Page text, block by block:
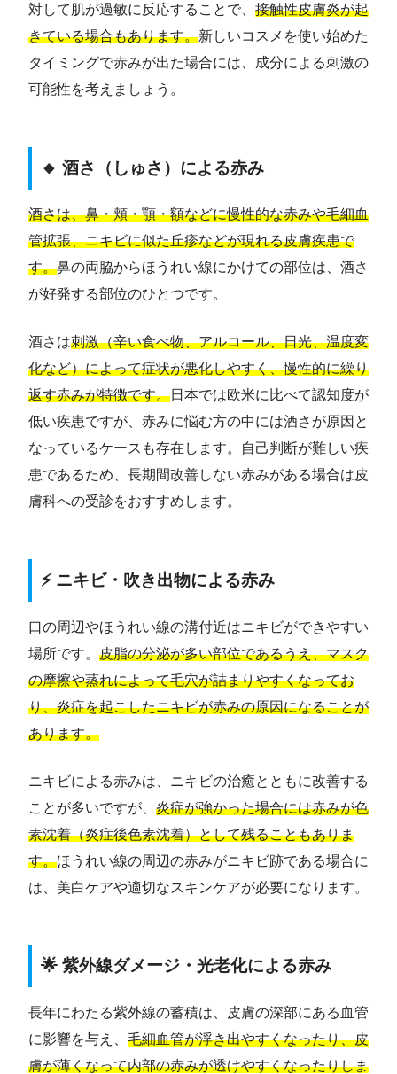
対して肌が過敏に反応することで、 接触性皮膚炎が起
きている場合もあります。新しいコスメを使い始めた
タイミングで赤みが出た場合には、成分による刺激の
可能性を考えましょう。
🔸 酒さ（しゅさ）による赤み
酒さは、鼻・頬・顎・額などに慢性的な赤みや毛細血
管拡張、ニキビに似た丘疹などが現れる皮膚疾患で
す。鼻の両脇からほうれい線にかけての部位は、酒さ
が好発する部位のひとつです。
酒さは刺激（辛い食べ物、アルコール、日光、温度変
化など）によって症状が悪化しやすく、慢性的に繰り
返す赤みが特徴です。日本では欧米に比べて認知度が
低い疾患ですが、赤みに悩む方の中には酒さが原因と
なっているケースも存在します。自己判断が難しい疾
患であるため、長期間改善しない赤みがある場合は皮
膚科への受診をおすすめします。
⚡ ニキビ・吹き出物による赤み
口の周辺やほうれい線の溝付近はニキビができやすい
場所です。 皮脂の分泌が多い部位であるうえ、マスク
の摩擦や蒸れによって毛穴が詰まりやすくなってお
り、炎症を起こしたニキビが赤みの原因になることが
あります。
ニキビによる赤みは、ニキビの治癒とともに改善する
ことが多いですが、 炎症が強かった場合には赤みが色
素沈着（炎症後色素沈着）として残ることもありま
す。ほうれい線の周辺の赤みがニキビ跡である場合に
は、美白ケアや適切なスキンケアが必要になります。
🌟 紫外線ダメージ・光老化による赤み
長年にわたる紫外線の蓄積は、皮膚の深部にある血管
に影響を与え、 毛細血管が浮き出やすくなったり、皮
膚が薄くなって内部の赤みが透けやすくなったりしま